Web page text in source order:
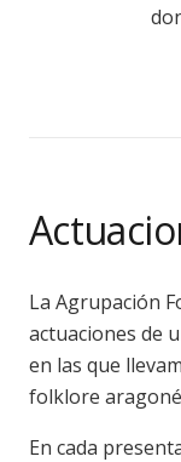
La Agrupación
actuaciones de
en las que
folklore
En cada